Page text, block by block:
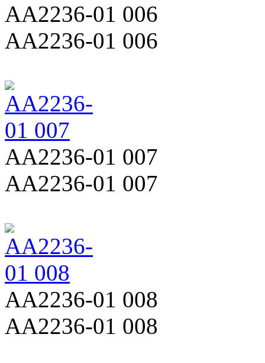
AA2236-01 006
AA2236-01 006
AA2236-01 007
AA2236-01 007
AA2236-01 008
AA2236-01 008